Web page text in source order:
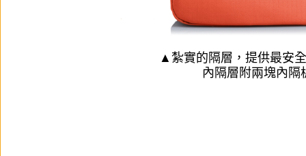
▲紮實的隔層，提供最安
內隔層附兩塊內隔